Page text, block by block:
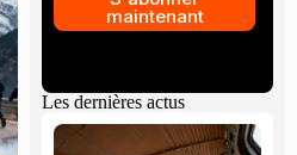
maintenant
Les dernières actus